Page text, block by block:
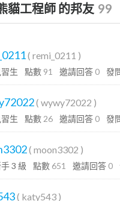
貓工程師 的邦友 99
( remi_0211 )
生 點數 91 邀請回答 0 發
( wywy72022 )
生 點數 26 邀請回答 0 發
( moon3302 )
3 級 點數 651 邀請回答 0
( katy543 )